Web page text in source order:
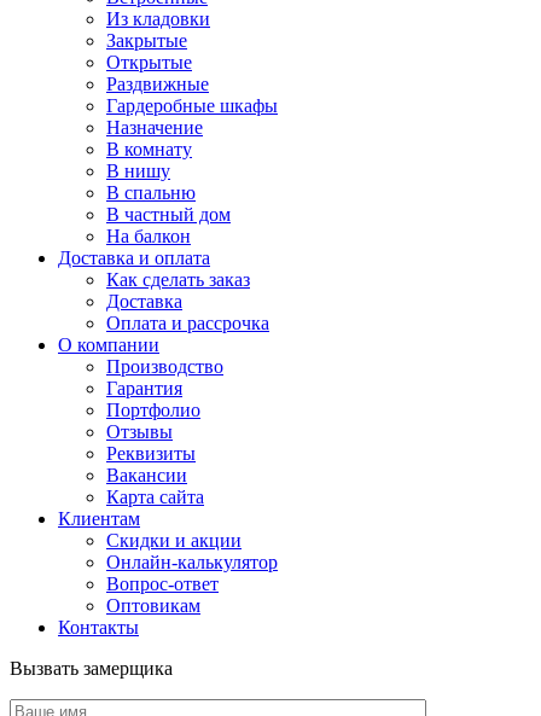
Из кладовки
Закрытые
Открытые
Раздвижные
Гардеробные шкафы
Назначение
В комнату
В нишу
В спальню
В частный дом
На балкон
Доставка и оплата
Как сделать заказ
Доставка
Оплата и рассрочка
О компании
Производство
Гарантия
Портфолио
Отзывы
Реквизиты
Вакансии
Карта сайта
Клиентам
Скидки и акции
Онлайн-калькулятор
Вопрос-ответ
Оптовикам
Контакты
Вызвать замерщика